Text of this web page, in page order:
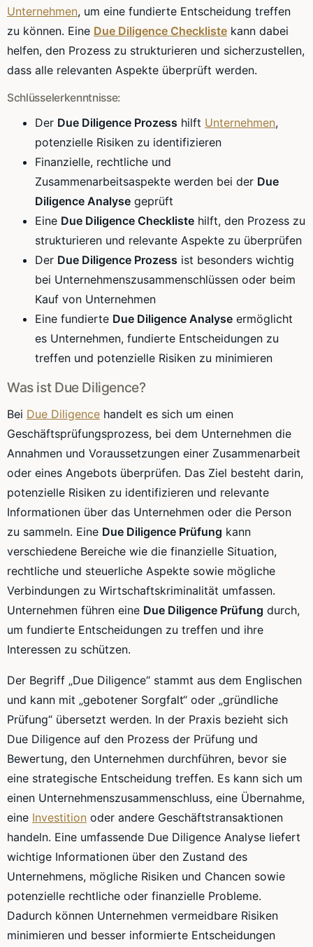
Unternehmen, um eine fundierte Entscheidung treffen
zu können. Eine Due Diligence Checkliste kann dabei
helfen, den Prozess zu strukturieren und sicherzustellen,
dass alle relevanten Aspekte überprüft werden.
Schlüsselerkenntnisse:
Der Due Diligence Prozess hilft Unternehmen,
potenzielle Risiken zu identifizieren
Finanzielle, rechtliche und
Zusammenarbeitsaspekte werden bei der Due
Diligence Analyse geprüft
Eine Due Diligence Checkliste hilft, den Prozess zu
strukturieren und relevante Aspekte zu überprüfen
Der Due Diligence Prozess ist besonders wichtig
bei Unternehmenszusammenschlüssen oder beim
Kauf von Unternehmen
Eine fundierte Due Diligence Analyse ermöglicht
es Unternehmen, fundierte Entscheidungen zu
treffen und potenzielle Risiken zu minimieren
Was ist Due Diligence?
Bei Due Diligence handelt es sich um einen
Geschäftsprüfungsprozess, bei dem Unternehmen die
Annahmen und Voraussetzungen einer Zusammenarbeit
oder eines Angebots überprüfen. Das Ziel besteht darin,
potenzielle Risiken zu identifizieren und relevante
Informationen über das Unternehmen oder die Person
zu sammeln. Eine Due Diligence Prüfung kann
verschiedene Bereiche wie die finanzielle Situation,
rechtliche und steuerliche Aspekte sowie mögliche
Verbindungen zu Wirtschaftskriminalität umfassen.
Unternehmen führen eine Due Diligence Prüfung durch,
um fundierte Entscheidungen zu treffen und ihre
Interessen zu schützen.
Der Begriff „Due Diligence“ stammt aus dem Englischen
und kann mit „gebotener Sorgfalt“ oder „gründliche
Prüfung“ übersetzt werden. In der Praxis bezieht sich
Due Diligence auf den Prozess der Prüfung und
Bewertung, den Unternehmen durchführen, bevor sie
eine strategische Entscheidung treffen. Es kann sich um
einen Unternehmenszusammenschluss, eine Übernahme,
eine Investition oder andere Geschäftstransaktionen
handeln. Eine umfassende Due Diligence Analyse liefert
wichtige Informationen über den Zustand des
Unternehmens, mögliche Risiken und Chancen sowie
potenzielle rechtliche oder finanzielle Probleme.
Dadurch können Unternehmen vermeidbare Risiken
minimieren und besser informierte Entscheidungen